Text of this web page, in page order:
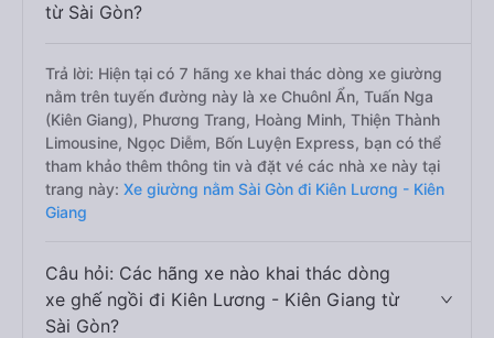
từ Sài Gòn?
Trả lời: Hiện tại có 7 hãng xe khai thác dòng xe giường
nằm trên tuyến đường này là xe Chuônl Ẩn, Tuấn Nga
(Kiên Giang), Phương Trang, Hoàng Minh, Thiện Thành
Limousine, Ngọc Diễm, Bốn Luyện Express, bạn có thể
tham khảo thêm thông tin và đặt vé các nhà xe này tại
trang này: Xe giường nằm Sài Gòn đi Kiên Lương - Kiên
Giang
Câu hỏi: Các hãng xe nào khai thác dòng
xe ghế ngồi đi Kiên Lương - Kiên Giang từ
Sài Gòn?